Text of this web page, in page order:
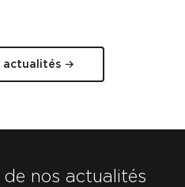
actualités →
de nos actualités